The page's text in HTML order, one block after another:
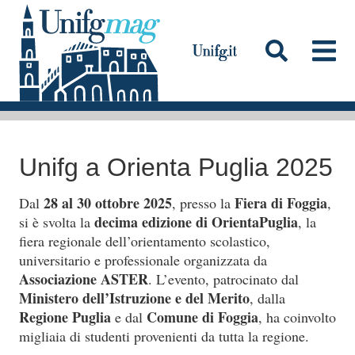
a
a
c
n
t
e
n
u
t
o
Testata
Unifg a Orienta Puglia 2025
Dal 28 al 30 ottobre 2025, presso la Fiera di Foggia,
si è svolta la decima edizione di OrientaPuglia, la
fiera regionale dell’orientamento scolastico,
universitario e professionale organizzata da
Associazione ASTER. L’evento, patrocinato dal
Ministero dell’Istruzione e del Merito, dalla
Regione Puglia e dal Comune di Foggia, ha coinvolto
migliaia di studenti provenienti da tutta la regione.